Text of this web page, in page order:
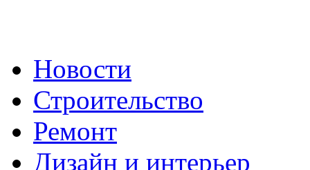
Новости
Строительство
Ремонт
Дизайн и интерьер